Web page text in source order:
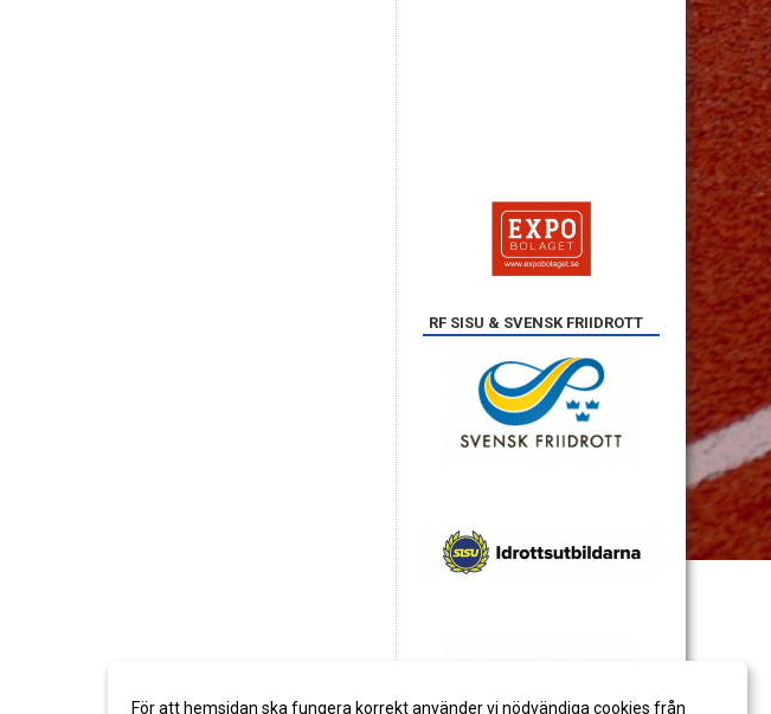
RF SISU & SVENSK FRIIDROTT
För att hemsidan ska fungera korrekt använder vi nödvändiga cookies från